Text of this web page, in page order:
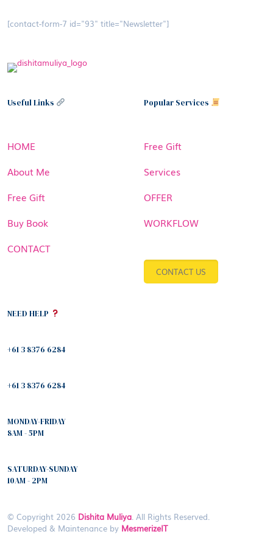
[contact-form-7 id="93" title="Newsletter"]
Useful Links
HOME
About Me
Free Gift
Buy Book
CONTACT
Popular Services
Free Gift
Services
OFFER
WORKFLOW
CONTACT US
NEED HELP
+61 3 8376 6284
+61 3 8376 6284
MONDAY-FRIDAY
8AM - 5PM
SATURDAY-SUNDAY
10AM - 2PM
© Copyright 2026 Dishita Muliya. All Rights Reserved.
Developed & Maintenance by MesmerizeIT